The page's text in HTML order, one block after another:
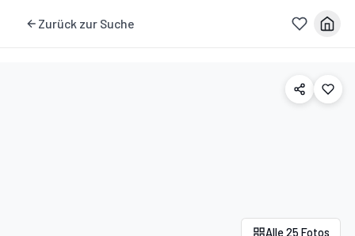
Zurück zur Suche
Alle 25 Fotos